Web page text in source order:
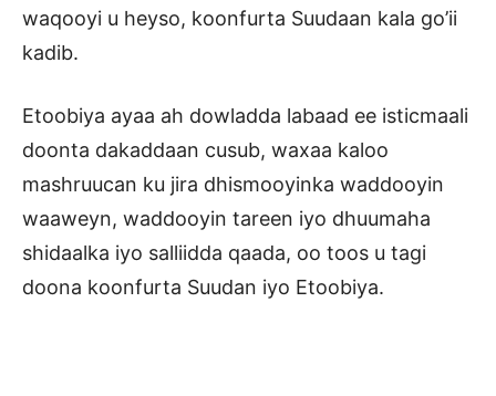
waqooyi u heyso, koonfurta Suudaan kala go’ii
kadib.
Etoobiya ayaa ah dowladda labaad ee isticmaali
doonta dakaddaan cusub, waxaa kaloo
mashruucan ku jira dhismooyinka waddooyin
waaweyn, waddooyin tareen iyo dhuumaha
shidaalka iyo salliidda qaada, oo toos u tagi
doona koonfurta Suudan iyo Etoobiya.